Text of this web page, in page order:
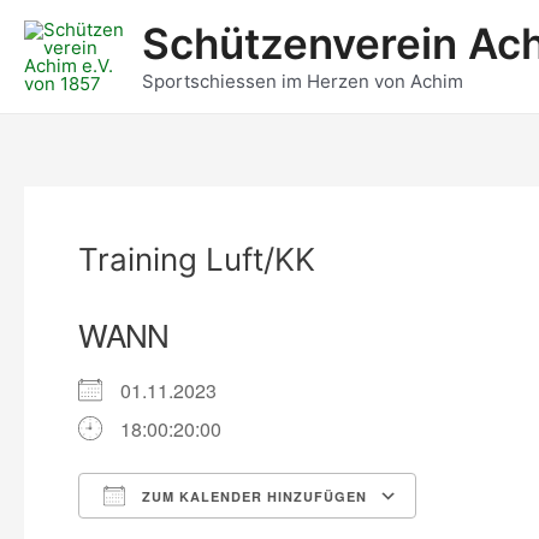
Inhalt
springen
Schützenverein
Sportschiessen im Herzen von Achim
Training Luft/KK
WANN
01.11.2023
18:00:20:00
ZUM KALENDER HINZUFÜGEN
navigation